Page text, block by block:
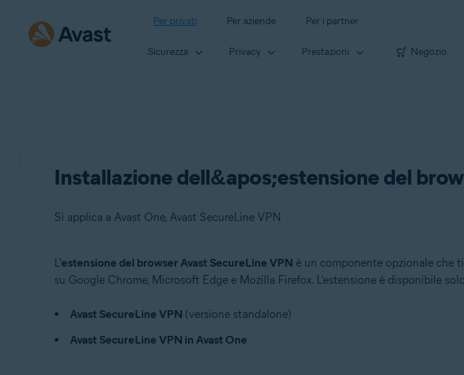
Per privati Per aziende Per i partner
Sicurezza Privacy Prestazioni Negozio
Installazione dell&apos;estensione del
Si applica a Avast One, Avast SecureLine VPN
Prodotti:
Avast SecureLine VPN
Sistemi operativi:
L'estensione del browser Avast SecureLine VPN è un componente opzionale che
su Google Chrome, Microsoft Edge e Mozilla Firefox. L'estensione è disponibile
Avast SecureLine VPN (versione standalone)
Avast SecureLine VPN in Avast One